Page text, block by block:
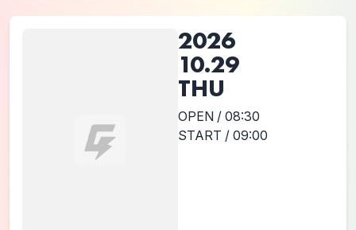
2026
10.29
THU
OPEN / 08:30
START / 09:00